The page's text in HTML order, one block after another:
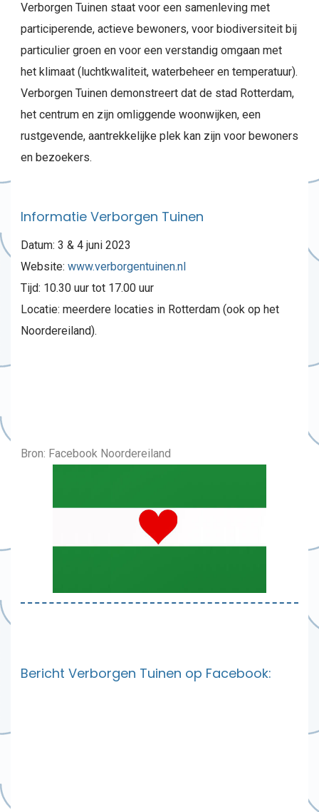
Verborgen Tuinen staat voor een samenleving met
participerende, actieve bewoners, voor biodiversiteit bij
particulier groen en voor een verstandig omgaan met
het klimaat (luchtkwaliteit, waterbeheer en temperatuur).
Verborgen Tuinen demonstreert dat de stad Rotterdam,
het centrum en zijn omliggende woonwijken, een
rustgevende, aantrekkelijke plek kan zijn voor bewoners
en bezoekers.
Informatie Verborgen Tuinen
Datum: 3 & 4 juni 2023
Website: www.verborgentuinen.nl
Tijd: 10.30 uur tot 17.00 uur
Locatie: meerdere locaties in Rotterdam (ook op het
Noordereiland).
Bron: Facebook Noordereiland
Bericht Verborgen Tuinen op Facebook: